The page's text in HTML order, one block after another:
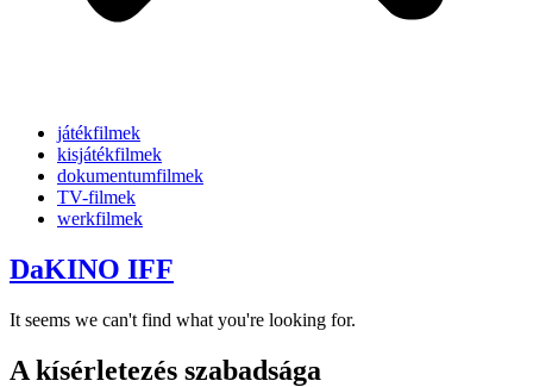
játékfilmek
kisjátékfilmek
dokumentumfilmek
TV-filmek
werkfilmek
DaKINO IFF
It seems we can't find what you're looking for.
A kísérletezés szabadsága